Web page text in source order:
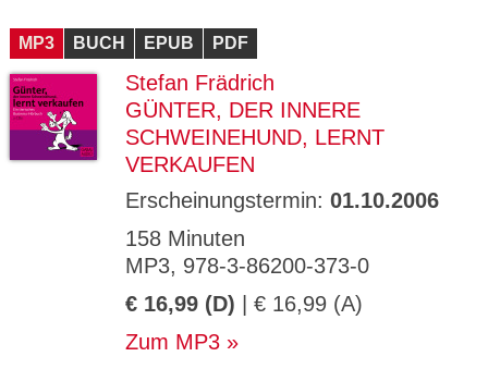
MP3 BUCH EPUB PDF
Stefan Frädrich
GÜNTER, DER INNERE
SCHWEINEHUND, LERNT
VERKAUFEN
Erscheinungstermin: 01.10.2006
158 Minuten
MP3, 978-3-86200-373-0
€ 16,99 (D) | € 16,99 (A)
Zum MP3